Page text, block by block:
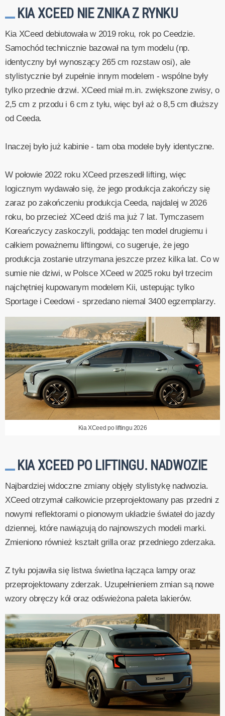
KIA XCEED NIE ZNIKA Z RYNKU
Kia XCeed debiutowała w 2019 roku, rok po Ceedzie.
Samochód technicznie bazował na tym modelu (np.
identyczny był wynoszący 265 cm rozstaw osi), ale
stylistycznie był zupełnie innym modelem - wspólne były
tylko przednie drzwi. XCeed miał m.in. zwiększone zwisy, o
2,5 cm z przodu i 6 cm z tyłu, więc był aż o 8,5 cm dłuższy
od Ceeda.
Inaczej było już kabinie - tam oba modele były identyczne.
W połowie 2022 roku XCeed przeszedł lifting, więc
logicznym wydawało się, że jego produkcja zakończy się
zaraz po zakończeniu produkcja Ceeda, najdalej w 2026
roku, bo przecież XCeed dziś ma już 7 lat. Tymczasem
Koreańczycy zaskoczyli, poddając ten model drugiemu i
całkiem poważnemu liftingowi, co sugeruje, że jego
produkcja zostanie utrzymana jeszcze przez kilka lat. Co w
sumie nie dziwi, w Polsce XCeed w 2025 roku był trzecim
najchętniej kupowanym modelem Kii, ustepując tylko
Sportage i Ceedowi - sprzedano niemal 3400 egzemplarzy.
Kia XCeed po liftingu 2026
KIA XCEED PO LIFTINGU. NADWOZIE
Najbardziej widoczne zmiany objęły stylistykę nadwozia.
XCeed otrzymał całkowicie przeprojektowany pas przedni z
nowymi reflektorami o pionowym układzie świateł do jazdy
dziennej, które nawiązują do najnowszych modeli marki.
Zmieniono również kształt grilla oraz przedniego zderzaka.
Z tyłu pojawiła się listwa świetlna łącząca lampy oraz
przeprojektowany zderzak. Uzupełnieniem zmian są nowe
wzory obręczy kół oraz odświeżona paleta lakierów.